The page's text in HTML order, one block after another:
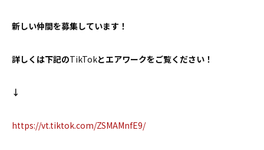
新しい仲間を募集しています！
詳しくは下記のTikTokとエアワークをご覧ください！
↓
https://vt.tiktok.com/ZSMAMnfE9/